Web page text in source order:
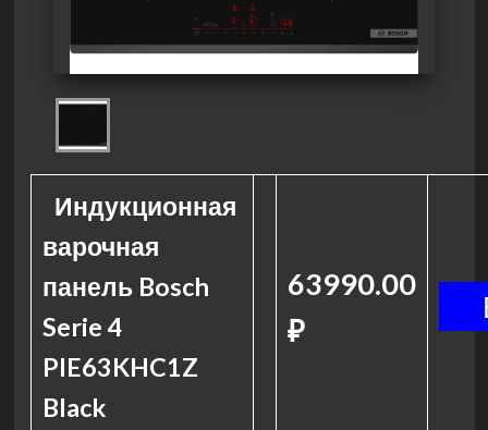
Индукционная
варочная
панель Bosch
Serie 4
PIE63KHC1Z
Black
63990.00
₽